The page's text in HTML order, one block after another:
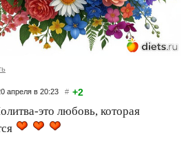
апреля в 20:23 # +2
это любовь, которая